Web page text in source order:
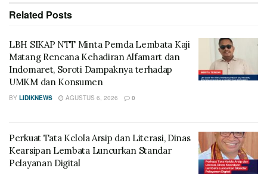
Related Posts
LBH SIKAP NTT Minta Pemda Lembata Kaji
Matang Rencana Kehadiran Alfamart dan
Indomaret, Soroti Dampaknya terhadap
UMKM dan Konsumen
BY LIDIKNEWS AGUSTUS 6, 2026 0
Perkuat Tata Kelola Arsip dan Literasi, Dinas
Kearsipan Lembata Luncurkan Standar
Pelayanan Digital